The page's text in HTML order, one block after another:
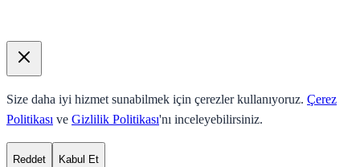
Size daha iyi hizmet sunabilmek için çerezler kullanıyoruz. Çerez
Politikası ve Gizlilik Politikası'nı inceleyebilirsiniz.
Reddet Kabul Et